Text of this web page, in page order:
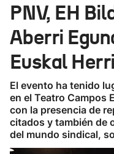
PNV, EH
Aberri
Euskal
El evento ha tenido
en el Teatro Campos
con la presencia de
citados y también de
del mundo sindical,